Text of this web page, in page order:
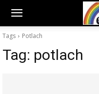
Tags Potlach
Tag: potlach